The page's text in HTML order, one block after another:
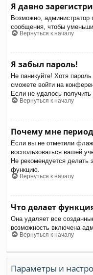
Я давно
Возможно, администратор
сообщения, чтобы
Вернуться к началу
Я забыл пароль!
Не паникуйте! Хотя
сможете войти на
Если не удалось
Вернуться к началу
Почему мне
Если вы не отметили
воспользоваться вашей
Не рекомендуется делать
функцию.
Вернуться к началу
Что делает
Она удаляет все
возможность включена
Вернуться к началу
Параметры и